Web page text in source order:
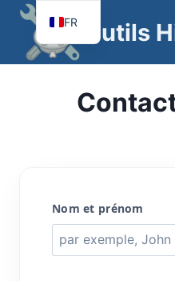
Passer
contenu
Outils
Nom et prénom
FR
EN